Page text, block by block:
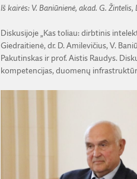
Iš kairės: V. Baniūnienė, akad. G.
Diskusijoje „Kas toliau: dirbtinis
Giedraitienė, dr. D. Amilevičius, V.
Pakutinskas ir prof. Aistis Raudys.
kompetencijas, duomenų